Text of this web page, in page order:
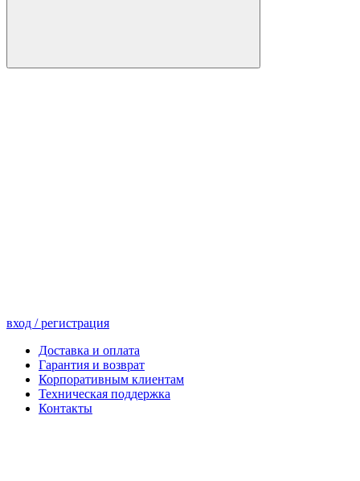
вход / регистрация
Доставка и оплата
Гарантия и возврат
Корпоративным клиентам
Техническая поддержка
Контакты